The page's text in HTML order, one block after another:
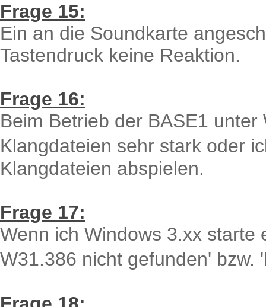
Frage 15:
Ein an die Soundkarte
Tastendruck keine Reaktion.
Frage 16:
Beim Betrieb der BASE1
Klangdateien sehr stark oder
Klangdateien abspielen.
Frage 17:
Wenn ich Windows 3.xx
W31.386 nicht gefunden'